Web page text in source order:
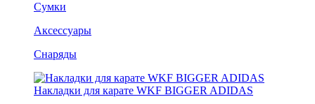
Сумки
Аксессуары
Снаряды
Накладки для карате WKF BIGGER ADIDAS